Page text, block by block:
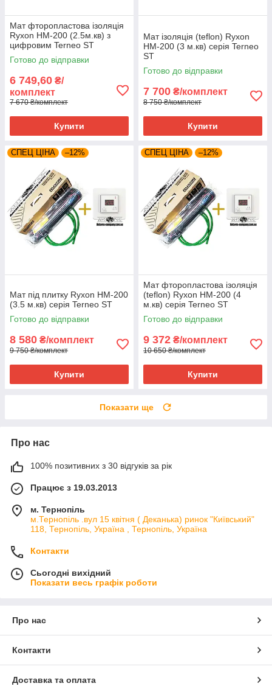
Мат фторопластова ізоляція
Ryxon HM-200 (2.5м.кв) з
цифровим Terneo ST
Готово до відправки
6 749,60 ₴/
комплект
7 670 ₴/комплект
Купити
Мат ізоляція (teflon) Ryxon
HM-200 (3 м.кв) серія Terneo
ST
Готово до відправки
7 700 ₴/комплект
8 750 ₴/комплект
Купити
СПЕЦ ЦІНА –12%
Мат під плитку Ryxon HM-200
(3.5 м.кв) серія Terneo ST
Готово до відправки
8 580 ₴/комплект
9 750 ₴/комплект
Купити
СПЕЦ ЦІНА –12%
Мат фторопластова ізоляція
(teflon) Ryxon HM-200 (4
м.кв) серія Terneo ST
Готово до відправки
9 372 ₴/комплект
10 650 ₴/комплект
Купити
Показати ще
Про нас
100% позитивних з 30 відгуків за рік
Працює з 19.03.2013
м. Тернопіль
м.Тернопіль .вул 15 квітня ( Деканька) ринок "Київський"
118, Тернопіль, Україна , Тернопіль, Україна
Контакти
Сьогодні вихідний
Показати весь графік роботи
Про нас
Контакти
Доставка та оплата